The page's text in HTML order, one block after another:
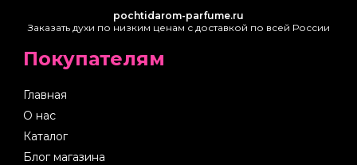
pochtidarom-parfume.ru
Заказать духи по низким ценам с доставкой по всей России
Покупателям
Главная
О нас
Каталог
Блог магазина